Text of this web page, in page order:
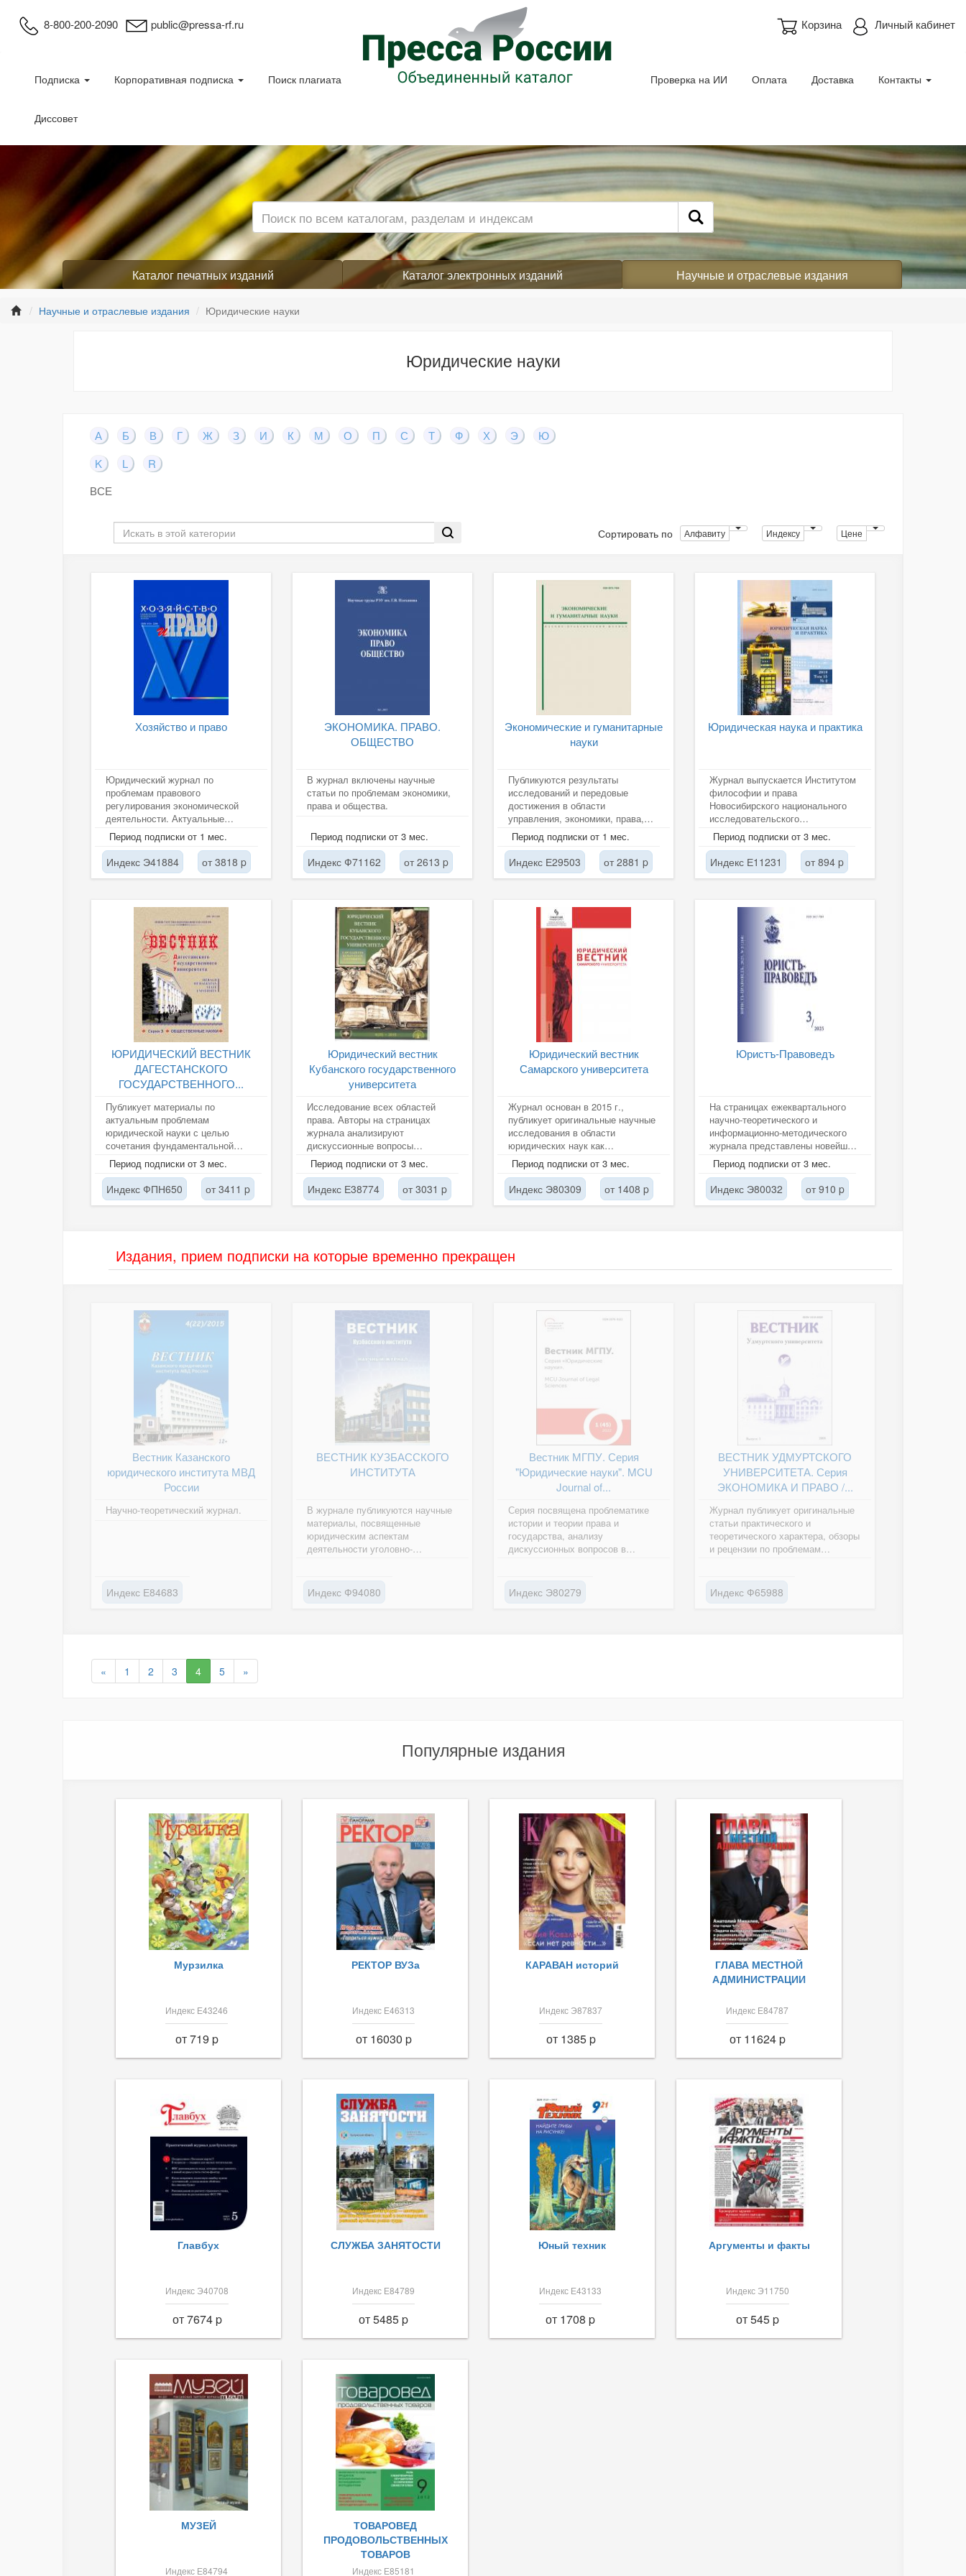
8-800-200-2090 public@pressa-rf.ru Личный кабинет
Корзина
Подписка Корпоративная подписка Поиск плагиата
Диссовет
Проверка на ИИ Оплата Доставка Контакты
Каталог печатных изданий Каталог электронных изданий Научные и отраслевые издания
Научные и отраслевые издания Юридические науки
Юридические науки
А Б В Г Ж З И К М О П С Т Ф Х Э
Ю
K
L
R
ВСЕ
Сортировать по Алфавиту Индексу Цене
Хозяйство и право
Юридический журнал по
проблемам правового
регулирования экономической
деятельности. Актуальные
аналитические материалы,
комментарии законодательства,...
Период подписки от 1 мес.
Индекс Э41884 от 3818 p
ЭКОНОМИКА. ПРАВО.
ОБЩЕСТВО
В журнал включены научные
статьи по проблемам экономики,
права и общества.
Период подписки от 3 мес.
Индекс Ф71162 от 2613 p
Экономические и гуманитарные
науки
Публикуются результаты
исследований и передовые
достижения в области
управления, экономики, права,
гуманитарных наук.
Период подписки от 1 мес.
Индекс Е29503 от 2881 p
Юридическая наука и практика
Журнал выпускается Институтом
философии и права
Новосибирского национального
исследовательского
государственного университета.
В журнале публикуются...
Период подписки от 3 мес.
Индекс Е11231 от 894 p
ЮРИДИЧЕСКИЙ ВЕСТНИК
ДАГЕСТАНСКОГО
ГОСУДАРСТВЕННОГО...
Публикует материалы по
актуальным проблемам
юридической науки с целью
сочетания фундаментальной
юридической науки и
практического применения...
Период подписки от 3 мес.
Индекс ФПН650 от 3411 p
Юридический вестник
Кубанского государственного
университета
Исследование всех областей
права. Авторы на страницах
журнала анализируют
дискуссионные вопросы
юридического характера.
Актуальность и значимость...
Период подписки от 3 мес.
Индекс Е38774 от 3031 p
Юридический вестник
Самарского университета
Журнал основан в 2015 г.,
публикует оригинальные научные
исследования в области
юридических наук как
российских, так и зарубежных
авторов с целью...
Период подписки от 3 мес.
Индекс Э80309 от 1408 p
Юристъ-Правоведъ
На страницах ежеквартального
научно-теоретического и
информационно-методического
журнала представлены новейшие
разработки в области
конституционного...
Период подписки от 3 мес.
Индекс Э80032 от 910 p
Издания, прием подписки на которые временно прекращен
Вестник Казанского
юридического института МВД
России
Научно-теоретический журнал.
Индекс Е84683
ВЕСТНИК КУЗБАССКОГО
ИНСТИТУТА
В журнале публикуются научные
материалы, посвященные
юридическим аспектам
деятельности уголовно-
Индекс Ф94080
Вестник МГПУ. Серия
"Юридические науки". MCU
Journal of...
Серия посвящена проблематике
истории и теории права и
государства, анализу
дискуссионных вопросов в
Индекс Э80279
ВЕСТНИК УДМУРТСКОГО
УНИВЕРСИТЕТА. Серия
ЭКОНОМИКА И ПРАВО /...
Журнал публикует оригинальные
статьи практического и
теоретического характера, обзоры
и рецензии по проблемам
Индекс Ф65988
« 1 2 3 4 5 »
Популярные издания
Мурзилка
Индекс Е43246
от 719 p
РЕКТОР ВУЗа
Индекс Е46313
от 16030 p
КАРАВАН историй
Индекс Э87837
от 1385 p
ГЛАВА МЕСТНОЙ
АДМИНИСТРАЦИИ
Индекс Е84787
от 11624 p
Главбух
Индекс Э40708
от 7674 p
СЛУЖБА ЗАНЯТОСТИ
Индекс Е84789
от 5485 p
Юный техник
Индекс Е43133
от 1708 p
Аргументы и факты
Индекс Э11750
от 545 p
МУЗЕЙ
Индекс Е84794
ТОВАРОВЕД
ПРОДОВОЛЬСТВЕННЫХ
ТОВАРОВ
Индекс Е85181